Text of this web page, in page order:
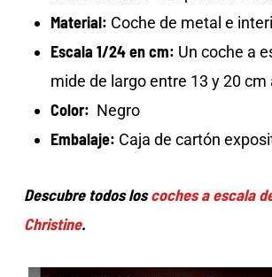
Material: Coche de metal e
Escala 1/24 en cm: Un coche a
mide de largo entre 13 y 20 cm
Color: Negro
Embalaje: Caja de cartón
Descubre todos loscoches a escala
Christine.